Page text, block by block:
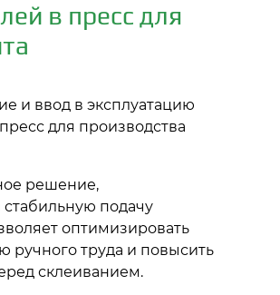
в пресс для
и ввод в эксплуатацию
для производства
решение,
подачу
оптимизировать
ручного труда и повысить
склеиванием.